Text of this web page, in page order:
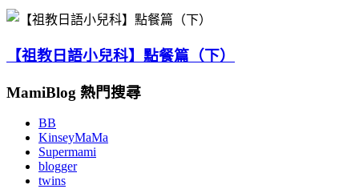
【祖教日語小兒科】點餐篇（下）
MamiBlog 熱門搜尋
BB
KinseyMaMa
Supermami
blogger
twins